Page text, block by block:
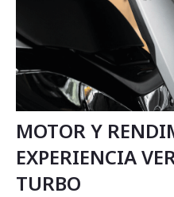
MOTOR Y
EXPERIENCIA
TURBO